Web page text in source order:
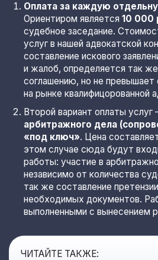
Оплата за каждую
Ориентиром является 10 000
судебное заседание.
услуг в нашей адвокатской
составление искового
и жалоб, определяется так
соглашению, но не
на рынке квалифицорованной
Второй вариант оплаты
арбитражного дела
«под ключ». Цена
этом случае сюда будут
работы: участие в
независимо от количества
так же составление
необходимых документов.
выполненными с вынесением
ЧИТАЙТЕ ТАКЖЕ: